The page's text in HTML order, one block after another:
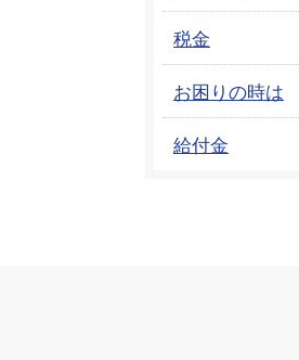
税金
お困りの時は
給付金